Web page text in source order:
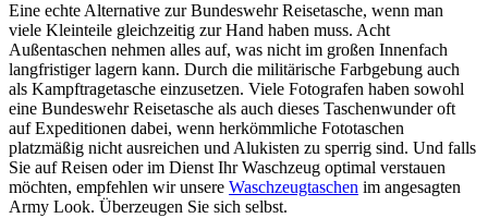
Eine echte Alternative zur Bundeswehr Reisetasche, wenn man
viele Kleinteile gleichzeitig zur Hand haben muss. Acht
Außentaschen nehmen alles auf, was nicht im großen Innenfach
langfristiger lagern kann. Durch die militärische Farbgebung auch
als Kampftragetasche einzusetzen. Viele Fotografen haben sowohl
eine Bundeswehr Reisetasche als auch dieses Taschenwunder oft
auf Expeditionen dabei, wenn herkömmliche Fototaschen
platzmäßig nicht ausreichen und Alukisten zu sperrig sind. Und falls
Sie auf Reisen oder im Dienst Ihr Waschzeug optimal verstauen
möchten, empfehlen wir unsere Waschzeugtaschen im angesagten
Army Look. Überzeugen Sie sich selbst.